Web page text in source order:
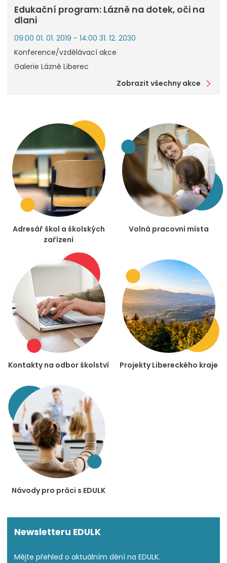
Edukační program: Lázně na dotek, oči na
dlani
09:00 01. 01. 2019 - 14:00 31. 12. 2030
Konference/vzdělávací akce
Galerie Lázně Liberec
Zobrazit všechny akce
Adresář škol a školských
zařízení
Volná pracovní místa
Kontakty na odbor školství Projekty Libereckého kraje
Návody pro práci s EDULK
Newsletteru EDULK
Mějte přehled o aktuálním dění na EDULK.